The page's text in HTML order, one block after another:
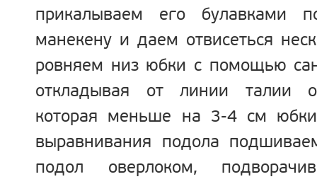
прикалываем его булавками
манекену и даем отвисеться
ровняем низ юбки с помощью
откладывая от линии талии
которая меньше на 3-4 см
выравнивания подола
подол оверлоком,